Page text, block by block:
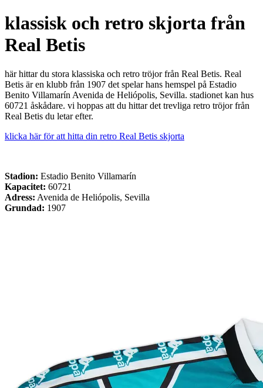
klassisk och retro skjorta från
Real Betis
här hittar du stora klassiska och retro tröjor från Real Betis. Real
Betis är en klubb från 1907 det spelar hans hemspel på Estadio
Benito Villamarín Avenida de Heliópolis, Sevilla. stadionet kan hus
60721 åskådare. vi hoppas att du hittar det trevliga retro tröjor från
Real Betis du letar efter.
klicka här för att hitta din retro Real Betis skjorta
Stadion: Estadio Benito Villamarín
Kapacitet: 60721
Adress: Avenida de Heliópolis, Sevilla
Grundad: 1907